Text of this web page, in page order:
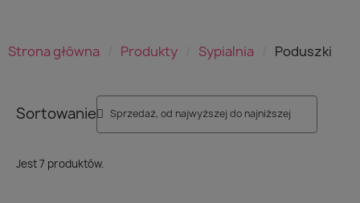
Strona główna Produkty Sypialnia Poduszki
Jest 7 produktów.
Sortowanie